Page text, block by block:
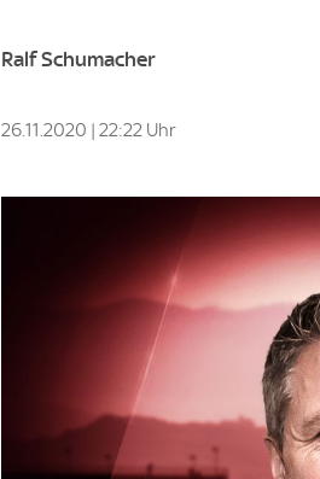
Ralf Schumacher
26.11.2020 | 22:22 Uhr